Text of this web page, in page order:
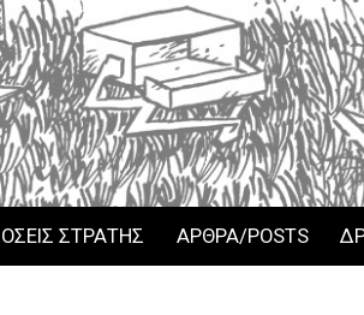
ΣΤΡΑΤΗΣ ΑΡΘΡΑ/POSTS